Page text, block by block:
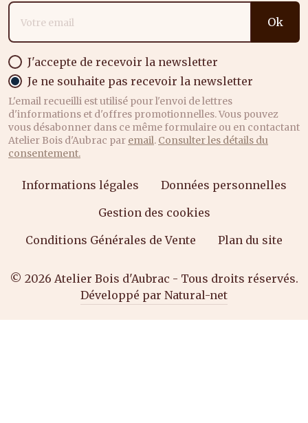
Adresse email
Ok
J'accepte de recevoir la newsletter
Je ne souhaite pas recevoir la newsletter
L'email recueilli est utilisé pour l'envoi de lettres
d'informations et d'offres promotionnelles. Vous pouvez
vous désabonner dans ce même formulaire ou en contactant
Atelier Bois d'Aubrac par email. Consulter les détails du
consentement.
Informations légales
Données personnelles
Gestion des cookies
Conditions Générales de Vente
Plan du site
© 2026 Atelier Bois d'Aubrac - Tous droits réservés.
Développé par Natural-net